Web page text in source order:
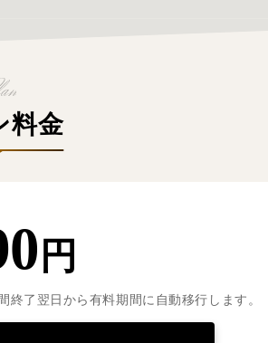
料金
円
了翌日から有料期間に自動移行します。